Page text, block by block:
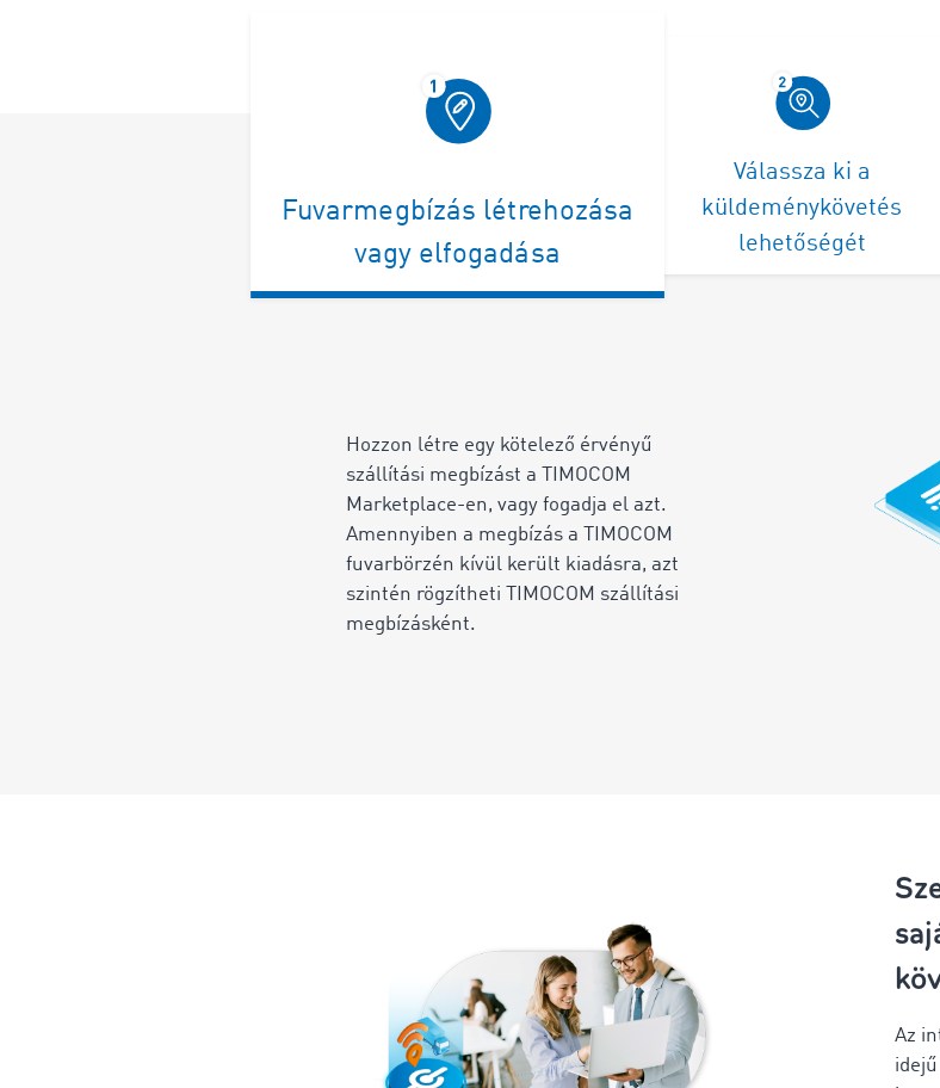
Fuvarmegbízás létrehozása
vagy elfogadása
Válassza ki a
küldeménykövetés
lehetőségét
Hozzon létre egy kötelező érvényű
szállítási megbízást a TIMOCOM
Marketplace-en, vagy fogadja el azt.
Amennyiben a megbízás a TIMOCOM
fuvarbörzén kívül került kiadásra, azt
szintén rögzítheti TIMOCOM szállítási
megbízásként.
Az